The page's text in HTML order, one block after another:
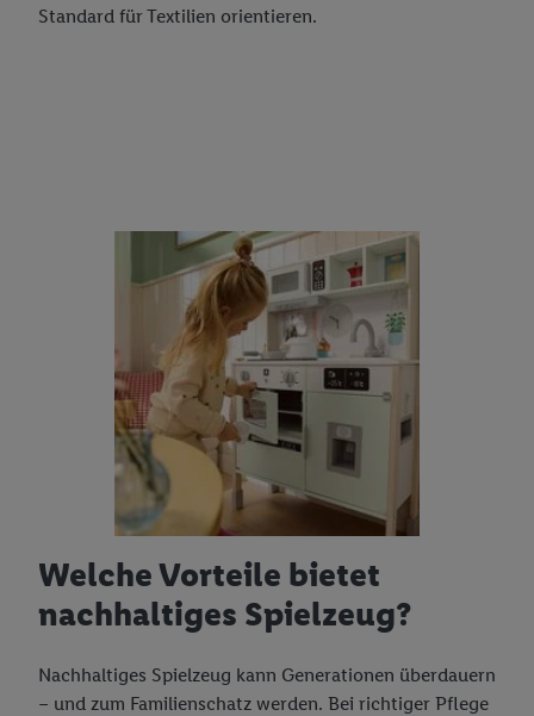
Standard für Textilien orientieren.
Welche Vorteile bietet
nachhaltiges Spielzeug?
Nachhaltiges Spielzeug kann Generationen überdauern
– und zum Familienschatz werden. Bei richtiger Pflege